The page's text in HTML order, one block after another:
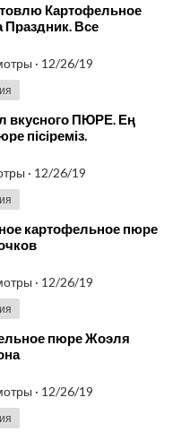
Картофельное
Праздник. Все
вкусом !
· 12/26/19
вкусного ПЮРЕ. Ең
пісіреміз.
· 12/26/19
картофельное пюре
· 12/26/19
пюре Жоэля
· 12/26/19